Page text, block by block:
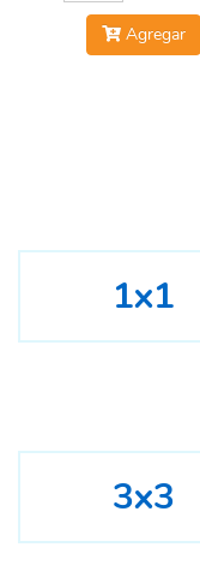
Agregar
1x1
3x3